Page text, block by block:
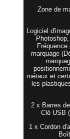
Zone de
Logiciel
marquage
métaux et
les
2 x Barres
Clé USB
1 x Cordon